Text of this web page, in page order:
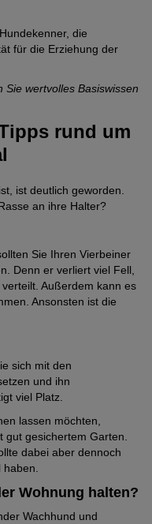
die
für die Erziehung der
wertvolles Basiswissen
rund um
ist deutlich geworden.
an ihre Halter?
Sie Ihren Vierbeiner
Denn er verliert viel Fell,
Außerdem kann es
Ansonsten ist die
sich mit den
und ihn
viel Platz.
lassen möchten,
gut gesichertem Garten.
dabei aber dennoch
haben.
Wohnung halten?
Wachhund und